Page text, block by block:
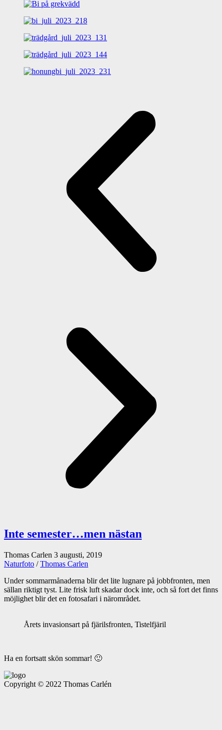
Inte semester…men nästan
Thomas Carlen 3 augusti, 2019
Naturfoto /Thomas Carlen
Under sommarmånaderna blir det lite lugnare på jobbfronten, men
sällan riktigt tyst. Lite frisk luft skadar dock inte, och så fort det finns
möjlighet blir det en fotosafari i närområdet.
Årets invasionsart på fjärilsfronten, Tistelfjäril
Ha en fortsatt skön sommar! 🙂
Copyright © 2022 Thomas Carlén